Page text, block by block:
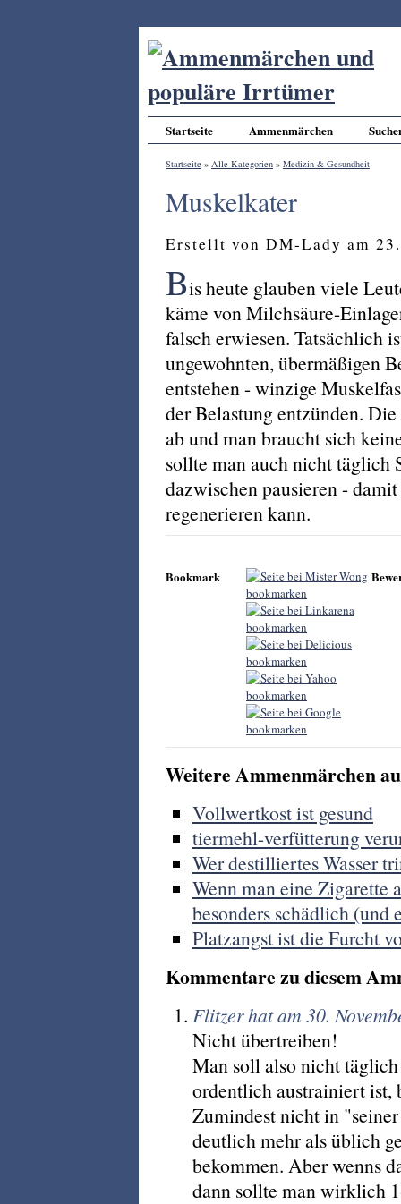
Startseite Ammenmärchen
Startseite » Alle Kategorien » Medizin & Gesundheit
Muskelkater
Erstellt von DM-Lady am
Bis heute glauben viele
käme von Milchsäure-
falsch erwiesen. Tatsächlich
ungewohnten, übermäßigen
entstehen - winzige
der Belastung entzünden.
ab und man braucht sich
sollte man auch nicht täglich
dazwischen pausieren -
regenerieren kann.
Bookmark
Weitere Ammenmärchen
Vollwertkost ist gesund
tiermehl-verfütterung
Wer destilliertes Wasser
Wenn man eine Zigarette
besonders schädlich (und
Platzangst ist die Furcht
Kommentare zu diesem
Flitzer hat am 30.
Nicht übertreiben!
Man soll also nicht
ordentlich austrainiert ist,
Zumindest nicht in
deutlich mehr als üblich
bekommen. Aber wenns
dann sollte man wirklich